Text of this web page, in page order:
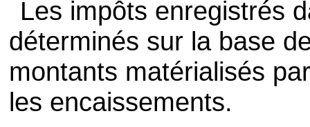
Les impôts enregistrés
déterminés sur la base
montants matérialisés
les encaissements.